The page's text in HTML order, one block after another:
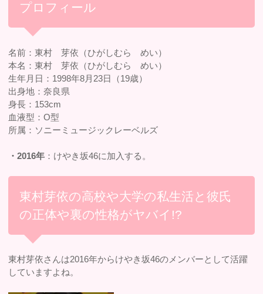
プロフィール
名前：東村 芽依（ひがしむら めい）
本名：東村 芽依（ひがしむら めい）
生年月日：1998年8月23日（19歳）
出身地：奈良県
身長：153cm
血液型：O型
所属：ソニーミュージックレーベルズ
・2016年 ：けやき坂46に加入する。
東村芽依の高校や大学の私生活と彼氏
の正体や裏の性格がヤバイ!?
東村芽依さんは2016年からけやき坂46のメンバーとして活躍
していますよね。